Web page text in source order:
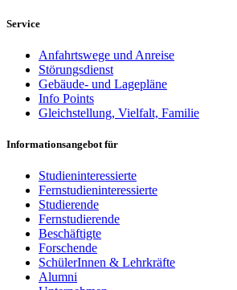
Service
Anfahrtswege und Anreise
Störungsdienst
Gebäude- und Lagepläne
Info Points
Gleichstellung, Vielfalt, Familie
Informationsangebot für
Studieninteressierte
Fernstudieninteressierte
Studierende
Fernstudierende
Beschäftigte
Forschende
SchülerInnen & Lehrkräfte
Alumni